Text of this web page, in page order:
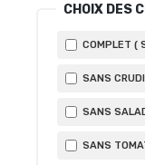
CHOIX DES
COMPLET (
SANS
SANS
SANS